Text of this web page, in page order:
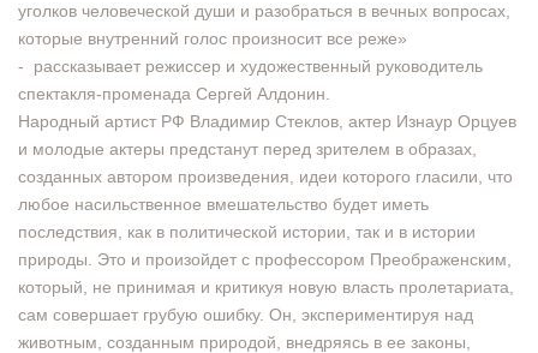
уголков человеческой души и разобраться в вечных вопросах,
которые внутренний голос произносит все реже»
- рассказывает режиссер и художественный руководитель
спектакля-променада Сергей Алдонин.
Народный артист РФ Владимир Стеклов, актер Изнаур Орцуев
и молодые актеры предстанут перед зрителем в образах,
созданных автором произведения, идеи которого гласили, что
любое насильственное вмешательство будет иметь
последствия, как в политической истории, так и в истории
природы. Это и произойдет с профессором Преображенским,
который, не принимая и критикуя новую власть пролетариата,
сам совершает грубую ошибку. Он, экспериментируя над
животным, созданным природой, внедряясь в ее законы,